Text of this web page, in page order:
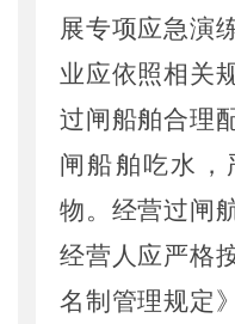
展专项应急演
业应依照相关
过闸船舶合理
闸船舶吃水 ，
物。 经营过闸
经营人应严格
名制管理规定